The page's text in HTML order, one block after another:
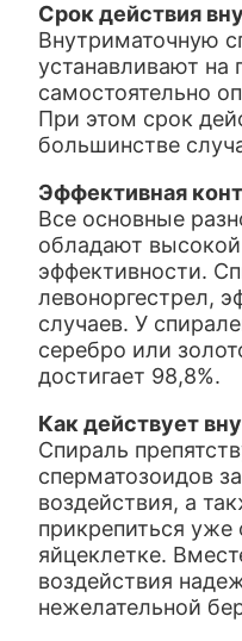
Срок действия
Внутриматочную
устанавливают на
самостоятельно
При этом срок
большинстве
Эффективная
Все основные
обладают
эффективности.
левоноргестрел,
случаев. У
серебро или
достигает 98,8%.
Как действует
Спираль
сперматозоидов
воздействия, а
прикрепиться уже
яйцеклетке.
воздействия
нежелательной